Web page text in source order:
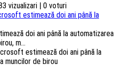
vizualizari | 0 voturi
estimează doi ani până la
doi ani până la automatizarea
m...